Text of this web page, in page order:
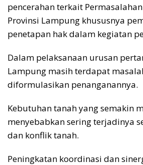
pencerahan terkait
Provinsi Lampung khususnya
penetapan hak dalam kegiatan
Dalam pelaksanaan urusan
Lampung masih terdapat
diformulasikan penanganannya.
Kebutuhan tanah yang semakin
menyebabkan sering terjadinya
dan konflik tanah.
Peningkatan koordinasi dan